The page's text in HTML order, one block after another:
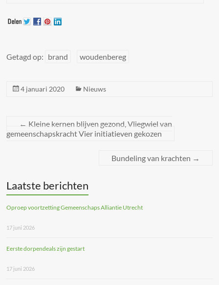
Getagd op: brand woudenbereg
4 januari 2020 Nieuws
← Kleine kernen blijven gezond, Vliegwiel van
gemeenschapskracht Vier initiatieven gekozen
Bundeling van krachten →
Laatste berichten
Oproep voortzetting Gemeenschaps Alliantie Utrecht
17 juni 2026
Eerste dorpendeals zijn gestart
17 juni 2026